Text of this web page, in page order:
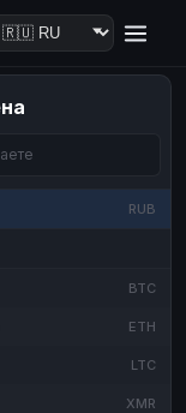
RUB
BTC
ETH
LTC
XMR